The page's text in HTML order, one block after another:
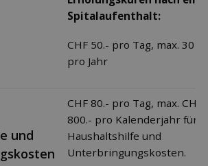
Spitalaufenthalt:
CHF 50.- pro Tag, max. 30
pro Jahr
und
CHF 80.- pro Tag, max. CHF
800.- pro Kalenderjahr für
Haushaltshilfe und
Unterbringungskosten.